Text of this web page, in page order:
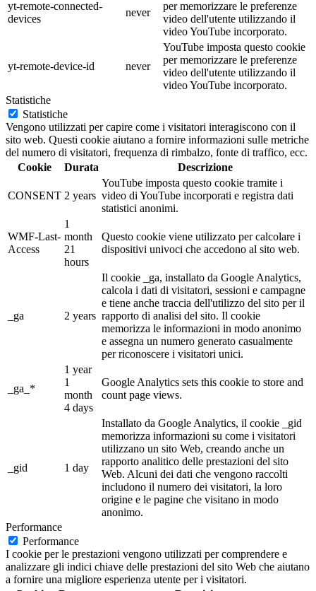
yt-remote-connected-
devices
never
per memorizzare le preferenze
video dell'utente utilizzando il
video YouTube incorporato.
yt-remote-device-id never
YouTube imposta questo cookie
per memorizzare le preferenze
video dell'utente utilizzando il
video YouTube incorporato.
Statistiche
Statistiche
Vengono utilizzati per capire come i visitatori interagiscono con il
sito web. Questi cookie aiutano a fornire informazioni sulle metriche
del numero di visitatori, frequenza di rimbalzo, fonte di traffico, ecc.
Cookie
Durata Descrizione
CONSENT 2 years
YouTube imposta questo cookie tramite i
video di YouTube incorporati e registra dati
statistici anonimi.
WMF-Last-
Access
1
month
21
hours
Questo cookie viene utilizzato per calcolare i
dispositivi univoci che accedono al sito web.
_ga 2 years
Il cookie _ga, installato da Google Analytics,
calcola i dati di visitatori, sessioni e campagne
e tiene anche traccia dell'utilizzo del sito per il
rapporto di analisi del sito. Il cookie
memorizza le informazioni in modo anonimo
e assegna un numero generato casualmente
per riconoscere i visitatori unici.
_ga_*
1 year
1
month
4 days
Google Analytics sets this cookie to store and
count page views.
_gid 1 day
Installato da Google Analytics, il cookie _gid
memorizza informazioni su come i visitatori
utilizzano un sito Web, creando anche un
rapporto analitico delle prestazioni del sito
Web. Alcuni dei dati che vengono raccolti
includono il numero dei visitatori, la loro
origine e le pagine che visitano in modo
anonimo.
Performance
Performance
I cookie per le prestazioni vengono utilizzati per comprendere e
analizzare gli indici chiave delle prestazioni del sito Web che aiutano
a fornire una migliore esperienza utente per i visitatori.